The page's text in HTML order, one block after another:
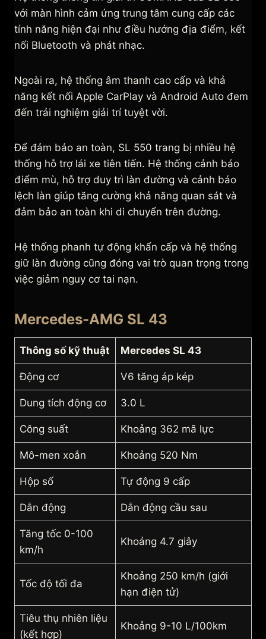
với màn hình cảm ứng trung tâm cung cấp các
tính năng hiện đại như điều hướng địa điểm, kết
nối Bluetooth và phát nhạc.
Ngoài ra, hệ thống âm thanh cao cấp và khả
năng kết nối Apple CarPlay và Android Auto đem
đến trải nghiệm giải trí tuyệt vời.
Để đảm bảo an toàn, SL 550 trang bị nhiều hệ
thống hỗ trợ lái xe tiên tiến. Hệ thống cảnh báo
điểm mù, hỗ trợ duy trì làn đường và cảnh báo
lệch làn giúp tăng cường khả năng quan sát và
đảm bảo an toàn khi di chuyển trên đường.
Hệ thống phanh tự động khẩn cấp và hệ thống
giữ làn đường cũng đóng vai trò quan trọng trong
việc giảm nguy cơ tai nạn.
Mercedes-AMG SL 43
Thông số kỹ thuật Mercedes SL 43
Động cơ V6 tăng áp kép
Dung tích động cơ 3.0 L
Công suất Khoảng 362 mã lực
Mô-men xoắn Khoảng 520 Nm
Hộp số Tự động 9 cấp
Dẫn động Dẫn động cầu sau
Tăng tốc 0-100
km/h
Khoảng 4.7 giây
Tốc độ tối đa
Khoảng 250 km/h (giới
hạn điện tử)
Tiêu thụ nhiên liệu
(kết hợp)
Khoảng 9-10 L/100km